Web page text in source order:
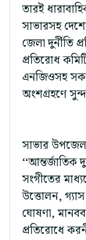
তারই
সাভারসহ
জেলা দুর্নীতি
প্রতিরোধ
এনজিওসহ
অংশগ্রহণে
সাভার
‘‘আন্তর্জাতিক
সংগীতের
উত্তোলন,
ঘোষণা,
প্রতিরোধে